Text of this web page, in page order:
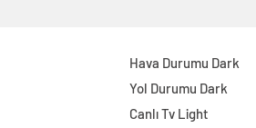
Hava Durumu Dark
Yol Durumu Dark
Canlı Tv Light